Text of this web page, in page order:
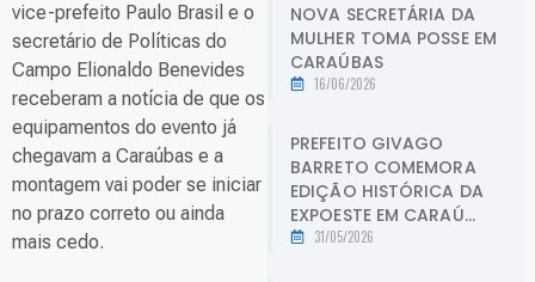
vice-prefeito Paulo Brasil e o
secretário de Políticas do
Campo Elionaldo Benevides
receberam a notícia de que os
equipamentos do evento já
chegavam a Caraúbas e a
montagem vai poder se iniciar
no prazo correto ou ainda
mais cedo.
NOVA SECRETÁRIA DA
MULHER TOMA POSSE EM
CARAÚBAS
16/06/2026
PREFEITO GIVAGO
BARRETO COMEMORA
EDIÇÃO HISTÓRICA DA
EXPOESTE EM CARAÚ...
31/05/2026